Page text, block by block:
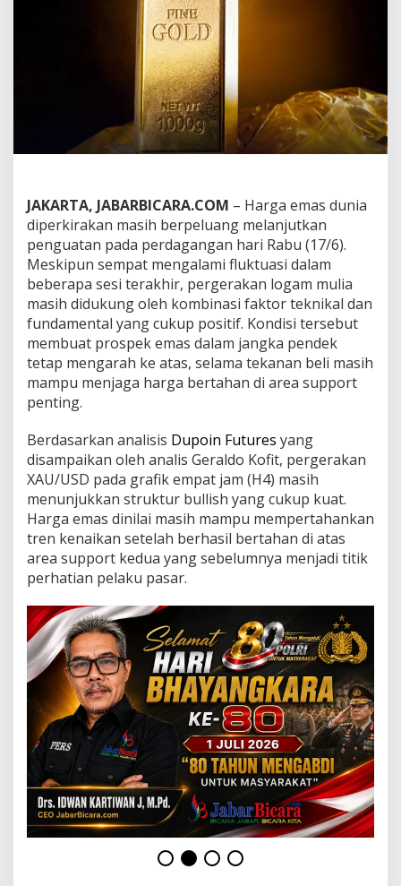
i
D
i
b
u
r
u
,
H
g
a
E
m
a
B
e
r
p
o
e
i
S
e
n
t
u
h
.
3
9
JAKARTA, JABARBICARA.COM – Harga emas dunia
diperkirakan masih berpeluang melanjutkan
penguatan pada perdagangan hari Rabu (17/6).
Meskipun sempat mengalami fluktuasi dalam
beberapa sesi terakhir, pergerakan logam mulia
masih didukung oleh kombinasi faktor teknikal dan
fundamental yang cukup positif. Kondisi tersebut
membuat prospek emas dalam jangka pendek
tetap mengarah ke atas, selama tekanan beli masih
mampu menjaga harga bertahan di area support
penting.
Berdasarkan analisis Dupoin Futures yang
disampaikan oleh analis Geraldo Kofit, pergerakan
XAU/USD pada grafik empat jam (H4) masih
menunjukkan struktur bullish yang cukup kuat.
Harga emas dinilai masih mampu mempertahankan
tren kenaikan setelah berhasil bertahan di atas
area support kedua yang sebelumnya menjadi titik
perhatian pelaku pasar.